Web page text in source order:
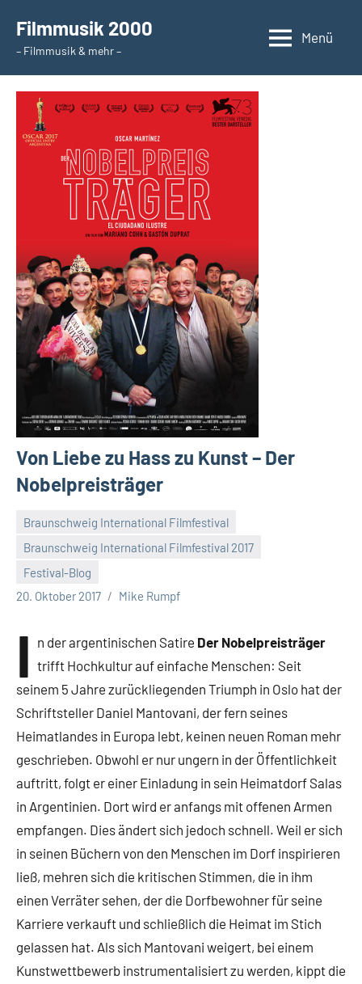
Inhalt
springen
Filmmusik 2000
– Filmmusik & mehr –
Menü
Von Liebe zu Hass zu Kunst – Der
Nobelpreisträger
Braunschweig International Filmfestival
Braunschweig International Filmfestival 2017
Festival-Blog
20. Oktober 2017
Mike Rumpf
Keine
Kommentare
I n der argentinischen Satire Der Nobelpreisträger
trifft Hochkultur auf einfache Menschen: Seit
seinem 5 Jahre zurückliegenden Triumph in Oslo hat der
Schriftsteller Daniel Mantovani, der fern seines
Heimatlandes in Europa lebt, keinen neuen Roman mehr
geschrieben. Obwohl er nur ungern in der Öffentlichkeit
auftritt, folgt er einer Einladung in sein Heimatdorf Salas
in Argentinien. Dort wird er anfangs mit offenen Armen
empfangen. Dies ändert sich jedoch schnell. Weil er sich
in seinen Büchern von den Menschen im Dorf inspirieren
ließ, mehren sich die kritischen Stimmen, die in ihm
einen Verräter sehen, der die Dorfbewohner für seine
Karriere verkauft und schließlich die Heimat im Stich
gelassen hat. Als sich Mantovani weigert, bei einem
Kunstwettbewerb instrumentalisiert zu werden, kippt die